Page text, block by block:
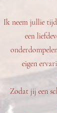
Ik neem jullie
een
eigen
Zodat jij een